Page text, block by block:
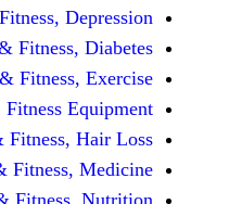
Health & Fitness,
Health &
Health &
Health & Fitness, Fitness
Health &
Health &